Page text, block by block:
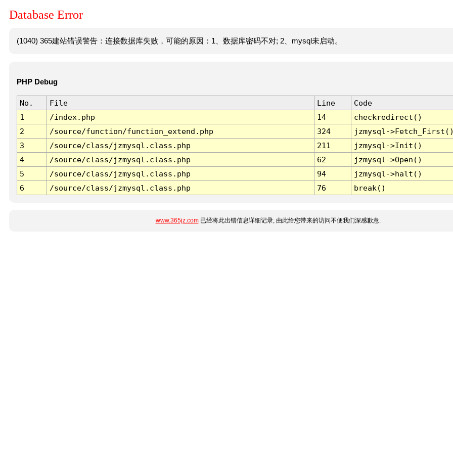
Database Error
(1040) 365建站错误警告：连接数据库失败，可能的原因：1、数据库密码不对; 2、mysql未启动。
PHP Debug
No. File Line
Code
1
/index.php 14
checkredirect()
2
/source/function/function_extend.php 324
jzmysql-
3
/source/class/jzmysql.class.php 211
jzmysql->Init()
4
/source/class/jzmysql.class.php 62
jzmysql->Open()
5
/source/class/jzmysql.class.php 94
jzmysql->halt()
6
/source/class/jzmysql.class.php 76 break()
www.365jz.com已经将此出错信息详细记录, 由此给您带来的访问不便我们深感歉意.